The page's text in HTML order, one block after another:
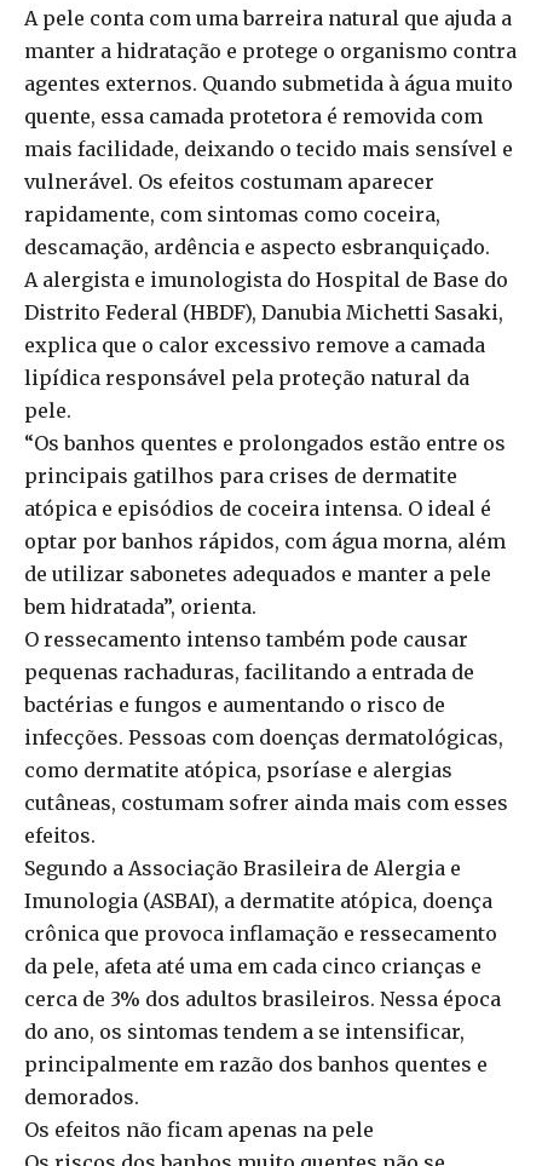
A pele conta com uma barreira natural que ajuda a
manter a hidratação e protege o organismo contra
agentes externos. Quando submetida à água muito
quente, essa camada protetora é removida com
mais facilidade, deixando o tecido mais sensível e
vulnerável. Os efeitos costumam aparecer
rapidamente, com sintomas como coceira,
descamação, ardência e aspecto esbranquiçado.
A alergista e imunologista do Hospital de Base do
Distrito Federal (HBDF), Danubia Michetti Sasaki,
explica que o calor excessivo remove a camada
lipídica responsável pela proteção natural da
pele.
“Os banhos quentes e prolongados estão entre os
principais gatilhos para crises de dermatite
atópica e episódios de coceira intensa. O ideal é
optar por banhos rápidos, com água morna, além
de utilizar sabonetes adequados e manter a pele
bem hidratada”, orienta.
O ressecamento intenso também pode causar
pequenas rachaduras, facilitando a entrada de
bactérias e fungos e aumentando o risco de
infecções. Pessoas com doenças dermatológicas,
como dermatite atópica, psoríase e alergias
cutâneas, costumam sofrer ainda mais com esses
efeitos.
Segundo a Associação Brasileira de Alergia e
Imunologia (ASBAI), a dermatite atópica, doença
crônica que provoca inflamação e ressecamento
da pele, afeta até uma em cada cinco crianças e
cerca de 3% dos adultos brasileiros. Nessa época
do ano, os sintomas tendem a se intensificar,
principalmente em razão dos banhos quentes e
demorados.
Os efeitos não ficam apenas na pele